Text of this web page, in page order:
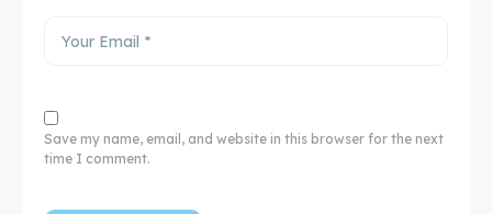
Save my name, email, and website in this browser for the next
time I comment.